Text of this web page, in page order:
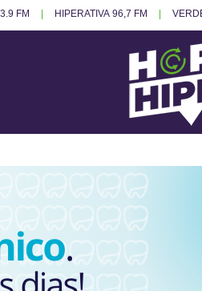
FM HIPERATIVA 96,7 FM